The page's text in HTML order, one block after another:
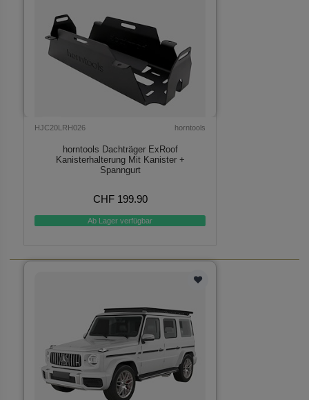
HJC20LRH026 horntools
horntools Dachträger ExRoof
Kanisterhalterung Mit Kanister +
Spanngurt
CHF 199.90
Ab Lager verfügbar